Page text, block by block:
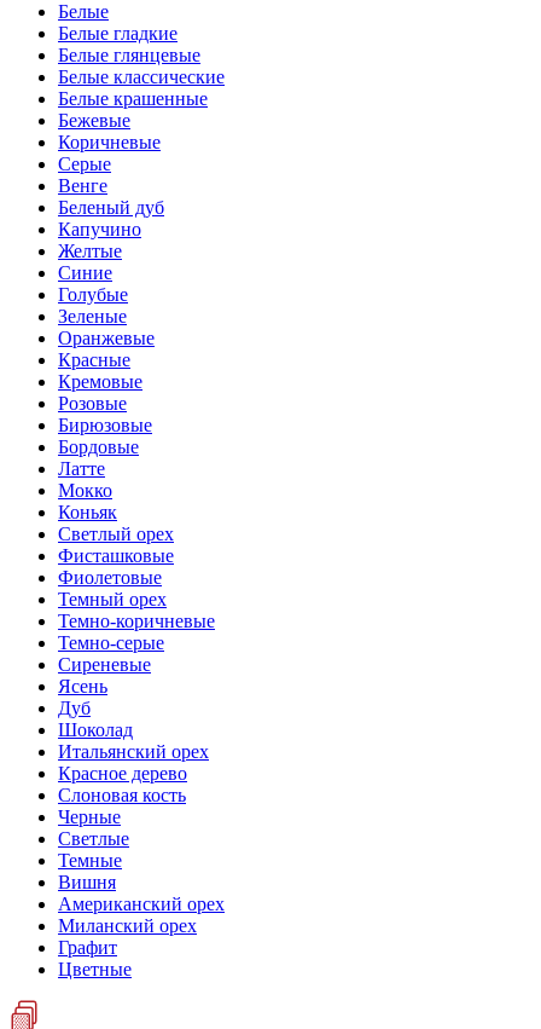
Белые
Белые гладкие
Белые глянцевые
Белые классические
Белые крашенные
Бежевые
Коричневые
Серые
Венге
Беленый дуб
Капучино
Желтые
Синие
Голубые
Зеленые
Оранжевые
Красные
Кремовые
Розовые
Бирюзовые
Бордовые
Латте
Мокко
Коньяк
Светлый орех
Фисташковые
Фиолетовые
Темный орех
Темно-коричневые
Темно-серые
Сиреневые
Ясень
Дуб
Шоколад
Итальянский орех
Красное дерево
Слоновая кость
Черные
Светлые
Темные
Вишня
Американский орех
Миланский орех
Графит
Цветные